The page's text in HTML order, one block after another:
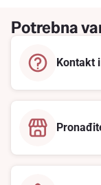
Potrebna
Kontakt